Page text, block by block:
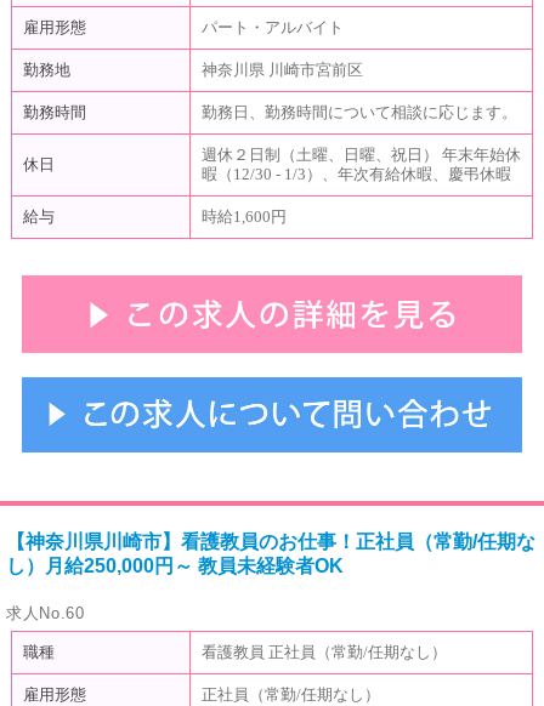
雇用形態 パート・アルバイト
勤務地 神奈川県 川崎市宮前区
勤務時間 勤務日、勤務時間について相談に応じます。
休日
週休２日制（土曜、日曜、祝日） 年末年始休
暇（12/30 - 1/3）、年次有給休暇、慶弔休暇
給与 時給1,600円
【神奈川県川崎市】看護教員のお仕事！正社員（常勤/任期な
し）月給250,000円～ 教員未経験者OK
求人No.60
職種 看護教員 正社員（常勤/任期なし）
雇用形態 正社員（常勤/任期なし）